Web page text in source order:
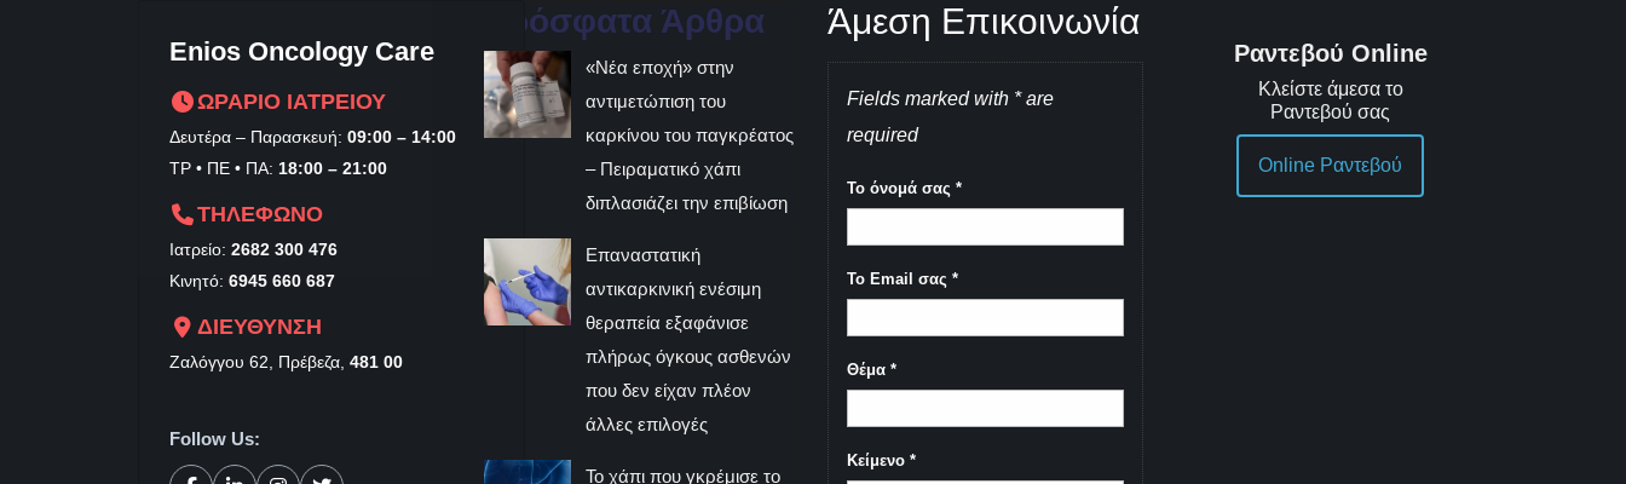
Enios Oncology Care
ΩΡΑΡΙΟ ΙΑΤΡΕΙΟΥ
Δευτέρα – Παρασκευή: 09:00 – 14:00
ΤΡ • ΠΕ • ΠΑ: 18:00 – 21:00
ΤΗΛΕΦΩΝΟ
Ιατρείο: 2682 300 476
Κινητό: 6945 660 687
ΔΙΕΥΘΥΝΣΗ
Ζαλόγγου 62, Πρέβεζα, 481 00
Follow Us:
Πρόσφατα Άρθρα
«Νέα εποχή» στην
αντιμετώπιση του
καρκίνου του παγκρέατος
– Πειραματικό χάπι
διπλασιάζει την επιβίωση
Επαναστατική
αντικαρκινική ενέσιμη
θεραπεία εξαφάνισε
πλήρως όγκους ασθενών
που δεν είχαν πλέον
άλλες επιλογές
Το χάπι που γκρέμισε το
Άμεση Επικοινωνία
Fields marked with * are
required
Το όνομά σας *
Το Email σας *
Θέμα *
Κείμενο *
Ραντεβού Online
Κλείστε άμεσα το
Ραντεβού σας
Online Ραντεβού